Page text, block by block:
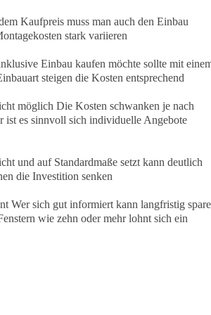
Kaufpreis muss man auch den Einbau
stark variieren
Einbau kaufen möchte sollte mit
steigen die Kosten entsprechend
möglich Die Kosten schwanken je nach
ist es sinnvoll sich individuelle Angebote
und auf Standardmaße setzt kann deutlich
die Investition senken
Wer sich gut informiert kann langfristig
wie zehn oder mehr lohnt sich ein